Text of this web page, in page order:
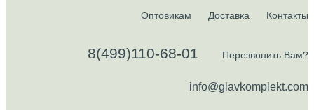
Оптовикам Доставка Контакты
8(499)110-68-01 Перезвонить Вам?
info@glavkomplekt.com